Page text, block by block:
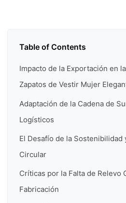
Table of Contents
Impacto de la Exportación en
Zapatos de Vestir Mujer
Adaptación de la Cadena de
Logísticos
El Desafío de la Sostenibilidad
Circular
Críticas por la Falta de Relevo
Fabricación